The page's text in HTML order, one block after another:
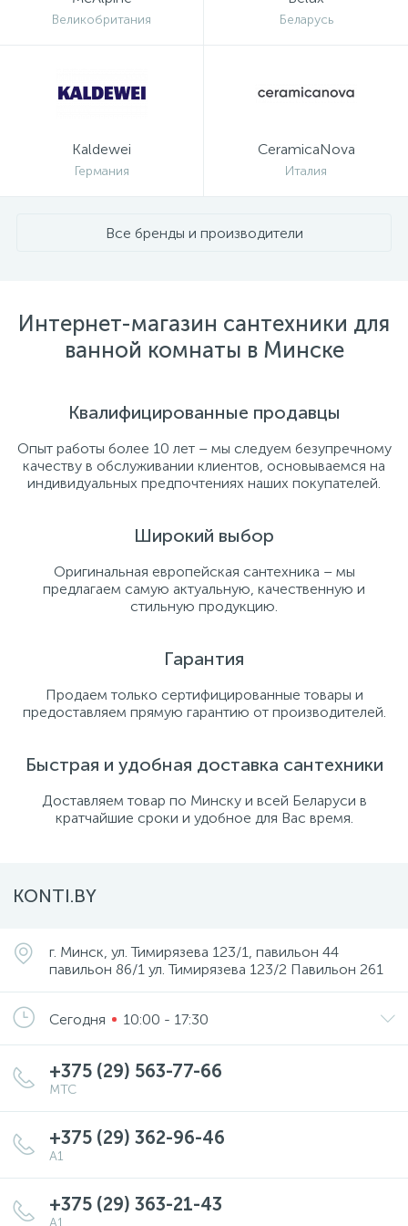
Великобритания Беларусь
Kaldewei
Германия
CeramicaNova
Италия
Все бренды и производители
Интернет-магазин сантехники для
ванной комнаты в Минске
Квалифицированные продавцы
Опыт работы более 10 лет – мы следуем безупречному
качеству в обслуживании клиентов, основываемся на
индивидуальных предпочтениях наших покупателей.
Широкий выбор
Оригинальная европейская сантехника – мы
предлагаем самую актуальную, качественную и
стильную продукцию.
Гарантия
Продаем только сертифицированные товары и
предоставляем прямую гарантию от производителей.
Быстрая и удобная доставка сантехники
Доставляем товар по Минску и всей Беларуси в
кратчайшие сроки и удобное для Вас время.
KONTI.BY
г. Минск, ул. Тимирязева 123/1, павильон 44
павильон 86/1 ул. Тимирязева 123/2 Павильон 261
Сегодня 10:00 - 17:30
+375 (29) 563-77-66
МТС
+375 (29) 362-96-46
А1
+375 (29) 363-21-43
А1